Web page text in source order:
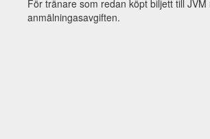
För tränare som redan köpt biljett till
anmälningasavgiften.